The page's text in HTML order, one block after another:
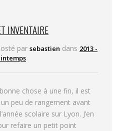
INVENTAIRE
par sebastien dans 2013 -
chose à une fin, il est
peu de rangement avant
scolaire sur Lyon. J’en
refaire un petit point